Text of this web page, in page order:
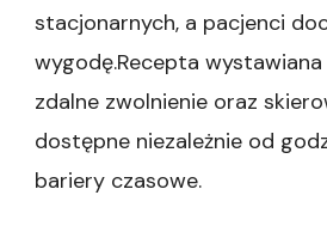
stacjonarnych, a pacjenci
wygodę.Recepta
zdalne zwolnienie oraz
dostępne niezależnie od
bariery czasowe.